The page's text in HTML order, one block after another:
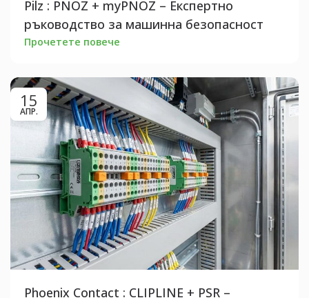
Pilz : PNOZ + myPNOZ – Експертно
ръководство за машинна безопасност
Прочетете повече
15
АПР.
Phoenix Contact : CLIPLINE + PSR –